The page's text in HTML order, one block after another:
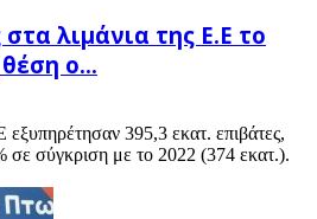
λιμάνια της Ε.Ε το
ο...
395,3 εκατ. επιβάτες,
σε σύγκριση με το 2022 (374 εκατ.).